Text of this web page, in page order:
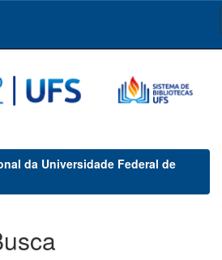
da Universidade Federal de